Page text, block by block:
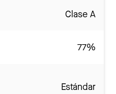
Clase A
77%
Estándar